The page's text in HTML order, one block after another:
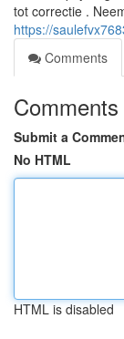
tot correctie .
https://
Comments
Comments
Submit a
No HTML
HTML is disabled